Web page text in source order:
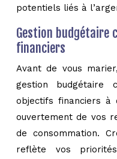
potentiels liés à
Gestion budgétaire
financiers
Avant de vous
gestion budgétaire
objectifs financiers à
ouvertement de vos
de consommation.
reflète vos